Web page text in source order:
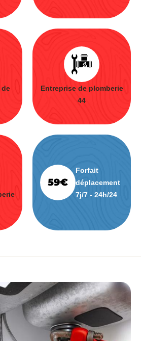
de
Entreprise de plomberie
44
Forfait
déplacement
7j/7 - 24h/24